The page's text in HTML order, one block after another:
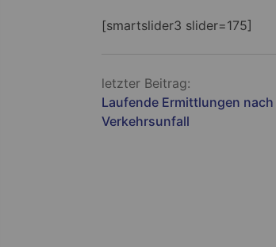
[smartslider3 slider=175]
letzter Beitrag:
Laufende Ermittlungen
Verkehrsunfall